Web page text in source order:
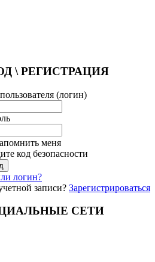
\ РЕГИСТРАЦИЯ
(логин)
меня
код безопасности
логин?
записи? Зарегистрироваться
СЕТИ